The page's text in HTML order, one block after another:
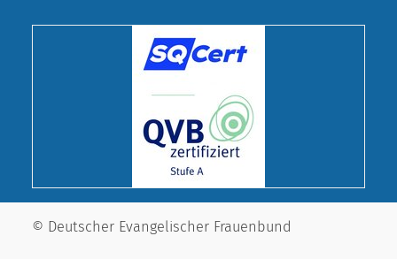
© Deutscher Evangelischer Frauenbund